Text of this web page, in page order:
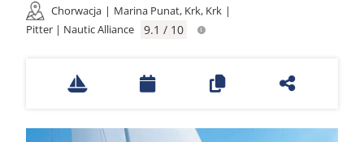
Chorwacja | Marina Punat, Krk, Krk |
Pitter | Nautic Alliance
9.1 / 10